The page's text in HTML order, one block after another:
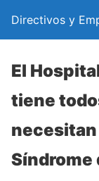
Directivos y
El
tiene
Síndrome